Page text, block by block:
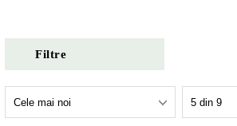
Filtre